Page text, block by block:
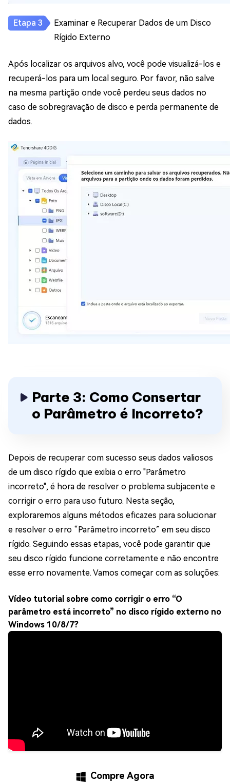
Examinar e Recuperar Dados de um Disco
Rígido Externo
Após localizar os arquivos alvo, você pode visualizá-los e
recuperá-los para um local seguro. Por favor, não salve
na mesma partição onde você perdeu seus dados no
caso de sobregravação de disco e perda permanente de
dados.
Parte 3: Como Consertar
o Parâmetro é Incorreto?
Depois de recuperar com sucesso seus dados valiosos
de um disco rígido que exibia o erro "Parâmetro
incorreto", é hora de resolver o problema subjacente e
corrigir o erro para uso futuro. Nesta seção,
exploraremos alguns métodos eficazes para solucionar
e resolver o erro “Parâmetro incorreto” em seu disco
rígido. Seguindo essas etapas, você pode garantir que
seu disco rígido funcione corretamente e não encontre
esse erro novamente. Vamos começar com as soluções:
Vídeo tutorial sobre como corrigir o erro “O
parâmetro está incorreto” no disco rígido externo no
Windows 10/8/7?
Compre Agora